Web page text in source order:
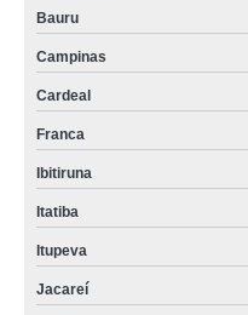
Bauru
Campinas
Cardeal
Franca
Ibitiruna
Itatiba
Itupeva
Jacareí